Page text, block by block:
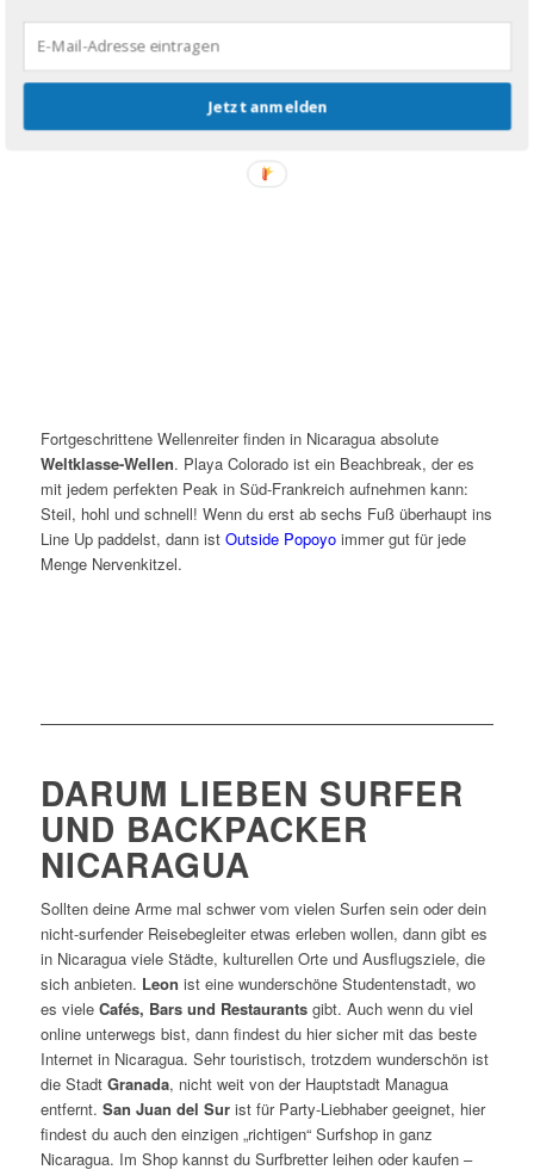
Fortgeschrittene Wellenreiter finden in Nicaragua absolute
Weltklasse-Wellen. Playa Colorado ist ein Beachbreak, der es
mit jedem perfekten Peak in Süd-Frankreich aufnehmen kann:
Steil, hohl und schnell! Wenn du erst ab sechs Fuß überhaupt ins
Line Up paddelst, dann ist Outside Popoyoimmer gut für jede
Menge Nervenkitzel.
DARUM LIEBEN SURFER
UND BACKPACKER
NICARAGUA
Sollten deine Arme mal schwer vom vielen Surfen sein oder dein
nicht-surfender Reisebegleiter etwas erleben wollen, dann gibt es
in Nicaragua viele Städte, kulturellen Orte und Ausflugsziele, die
sich anbieten. Leon ist eine wunderschöne Studentenstadt, wo
es viele Cafés, Bars und Restaurantsgibt. Auch wenn du viel
online unterwegs bist, dann findest du hier sicher mit das beste
Internet in Nicaragua. Sehr touristisch, trotzdem wunderschön ist
die Stadt Granada, nicht weit von der Hauptstadt Managua
entfernt. San Juan del Surist für Party-Liebhaber geeignet, hier
findest du auch den einzigen „richtigen“ Surfshop in ganz
Nicaragua. Im Shop kannst du Surfbretter leihen oder kaufen –
Jetzt anmelden